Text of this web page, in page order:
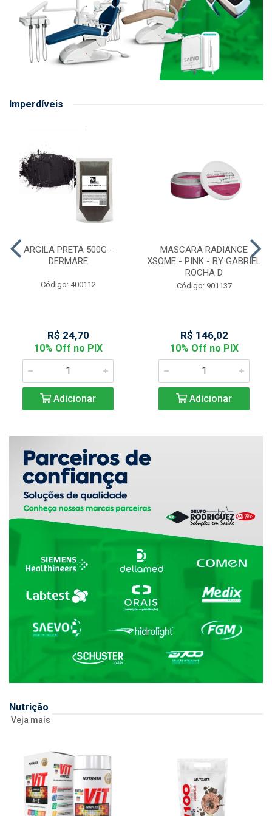
Imperdíveis
ARGILA PRETA 500G -
DERMARE
Código: 400112
R$ 24,70
10% Off no PIX
Adicionar
MASCARA RADIANCE
XSOME - PINK - BY GABRIEL
ROCHA D
Código: 901137
R$ 146,02
10% Off no PIX
Adicionar
Nutrição
Veja mais